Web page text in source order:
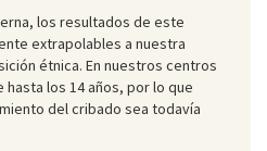
los resultados de este
extrapolables a nuestra
étnica. En nuestros centros
los 14 años, por lo que
del cribado sea todavía